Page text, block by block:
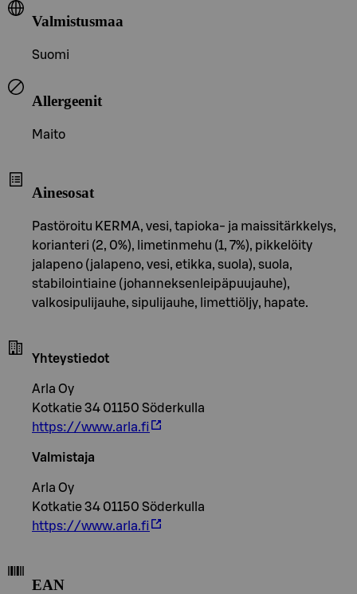
Valmistusmaa
Suomi
Allergeenit
Maito
Ainesosat
Pastöroitu KERMA, vesi, tapioka- ja maissitärkkelys,
korianteri (2, 0%), limetinmehu (1, 7%), pikkelöity
jalapeno (jalapeno, vesi, etikka, suola), suola,
stabilointiaine (johanneksenleipäpuujauhe),
valkosipulijauhe, sipulijauhe, limettiöljy, hapate.
Yhteystiedot
Arla Oy
Kotkatie 34 01150 Söderkulla
https://www.arla.fi
Valmistaja
Arla Oy
Kotkatie 34 01150 Söderkulla
https://www.arla.fi
EAN